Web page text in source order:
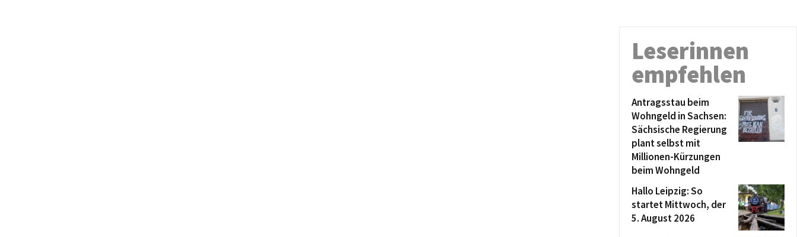
Leserinnen
empfehlen
Antragsstau beim
Wohngeld in Sachsen:
Sächsische Regierung
plant selbst mit
Millionen-Kürzungen
beim Wohngeld
Hallo Leipzig: So
startet Mittwoch, der
5. August 2026